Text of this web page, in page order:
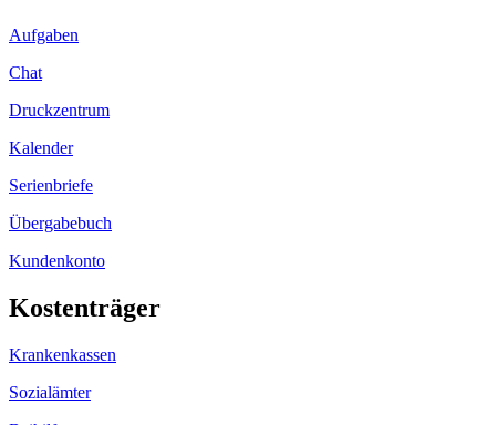
Aufgaben
Chat
Druckzentrum
Kalender
Serienbriefe
Übergabebuch
Kundenkonto
Kostenträger
Krankenkassen
Sozialämter